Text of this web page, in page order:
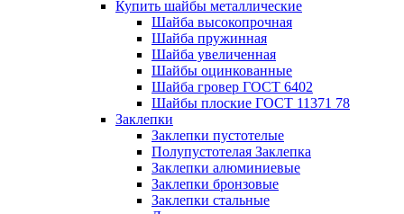
Купить шайбы металлические
Шайба высокопрочная
Шайба пружинная
Шайба увеличенная
Шайбы оцинкованные
Шайба гровер ГОСТ 6402
Шайбы плоские ГОСТ 11371 78
Заклепки
Заклепки пустотелые
Полупустотелая Заклепка
Заклепки алюминиевые
Заклепки бронзовые
Заклепки стальные